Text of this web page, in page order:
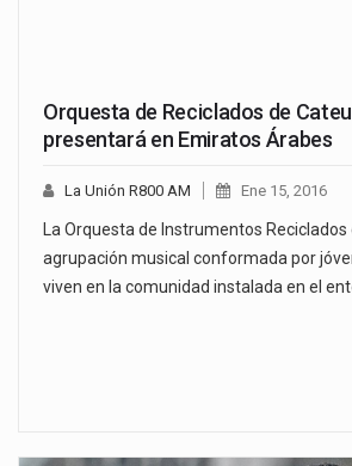
Orquesta de Reciclados de
presentará en Emiratos Árabes
La Unión R800 AM Ene 15, 2016
La Orquesta de Instrumentos
agrupación musical conformada por
viven en la comunidad instalada en el